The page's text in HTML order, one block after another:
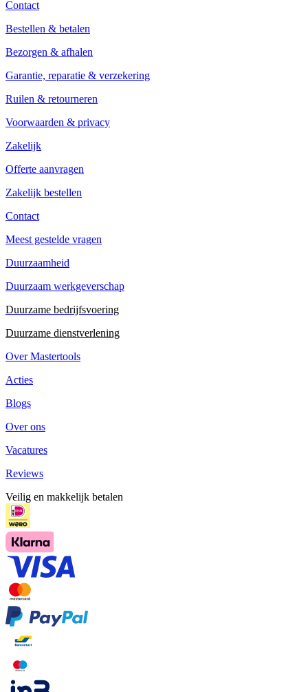
Contact
Bestellen & betalen
Bezorgen & afhalen
Garantie, reparatie & verzekering
Ruilen & retourneren
Voorwaarden & privacy
Zakelijk
Offerte aanvragen
Zakelijk bestellen
Contact
Meest gestelde vragen
Duurzaamheid
Duurzaam werkgeverschap
Duurzame bedrijfsvoering
Duurzame dienstverlening
Over Mastertools
Acties
Blogs
Over ons
Vacatures
Reviews
Veilig en makkelijk betalen